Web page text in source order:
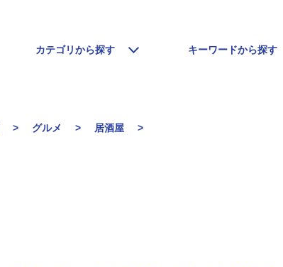
カテゴリから探す キーワードから探す
グルメ
居酒屋